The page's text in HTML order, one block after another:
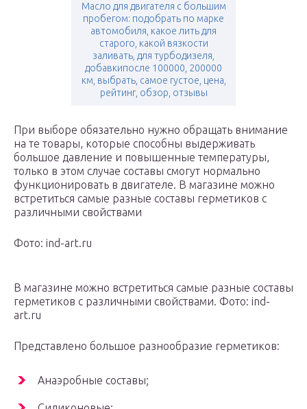
Масло для двигателя с большим
пробегом: подобрать по марке
автомобиля, какое лить для
старого, какой вязкости
заливать, для турбодизеля,
добавкипосле 100000, 200000
км, выбрать, самое густое, цена,
рейтинг, обзор, отзывы
При выборе обязательно нужно обращать внимание
на те товары, которые способны выдерживать
большое давление и повышенные температуры,
только в этом случае составы смогут нормально
функционировать в двигателе. В магазине можно
встретиться самые разные составы герметиков с
различными свойствами
Фото: ind-art.ru
В магазине можно встретиться самые разные составы
герметиков с различными свойствами. Фото: ind-
art.ru
Представлено большое разнообразие герметиков:
Анаэробные составы;